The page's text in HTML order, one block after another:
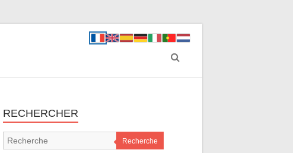
RECHERCHER
Recherche